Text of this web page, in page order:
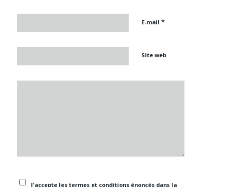
E-mail *
Site web
J'accepte les termes et conditions énoncés dans la